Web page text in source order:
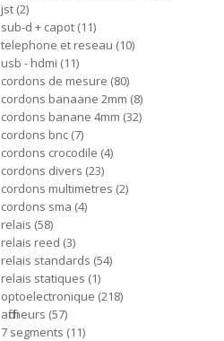
jst 2
sub-d + capot 11
telephone et reseau 10
usb - hdmi 11
cordons de mesure 80
cordons banaane 2mm 8
cordons banane 4mm 32
cordons bnc 7
cordons crocodile 4
cordons divers 23
cordons multimetres 2
cordons sma 4
relais 58
relais reed 3
relais standards 54
relais statiques 1
optoelectronique 218
afficheurs 57
7 segments 11